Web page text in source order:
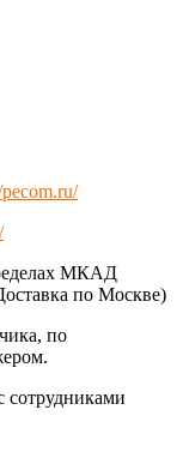
МКАД
по Москве)
по
сотрудниками